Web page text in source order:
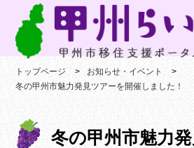
トップページ
お知らせ・イベント
冬の甲州市魅力発見ツアーを開催しました！
冬の甲州市魅力